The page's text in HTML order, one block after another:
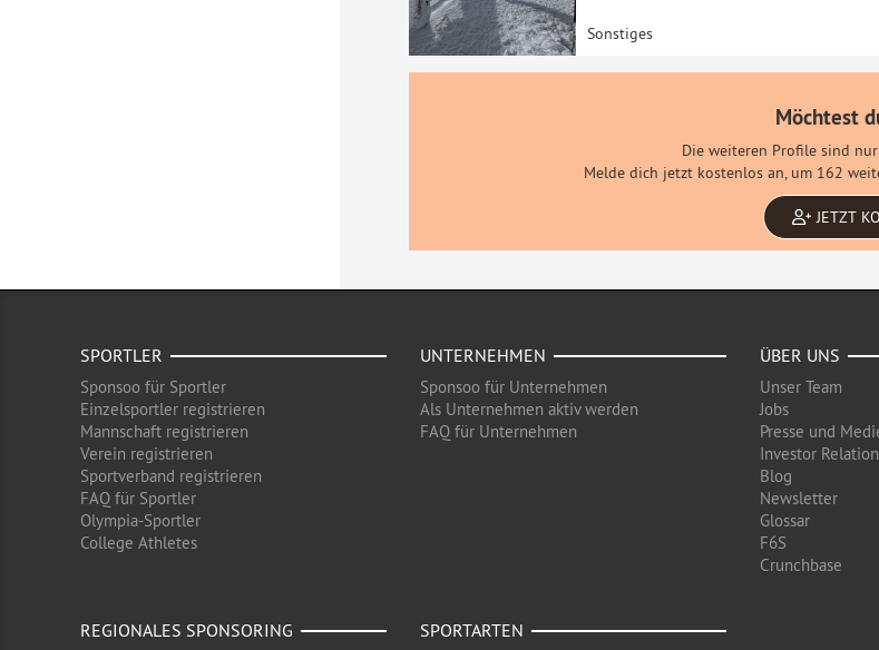
Sonstiges
Möchtest
Die weiteren Profile sind
Melde dich jetzt kostenlos an, um 162
JETZT
SPORTLER
Sponsoo für Sportler
Einzelsportler registrieren
Mannschaft registrieren
Verein registrieren
Sportverband registrieren
FAQ für Sportler
Olympia-Sportler
College Athletes
UNTERNEHMEN
Sponsoo für Unternehmen
Als Unternehmen aktiv werden
FAQ für Unternehmen
ÜBER UNS
Unser Team
Jobs
Presse und
Investor
Blog
Newsletter
Glossar
F6S
Crunchbase
REGIONALES SPONSORING SPORTARTEN